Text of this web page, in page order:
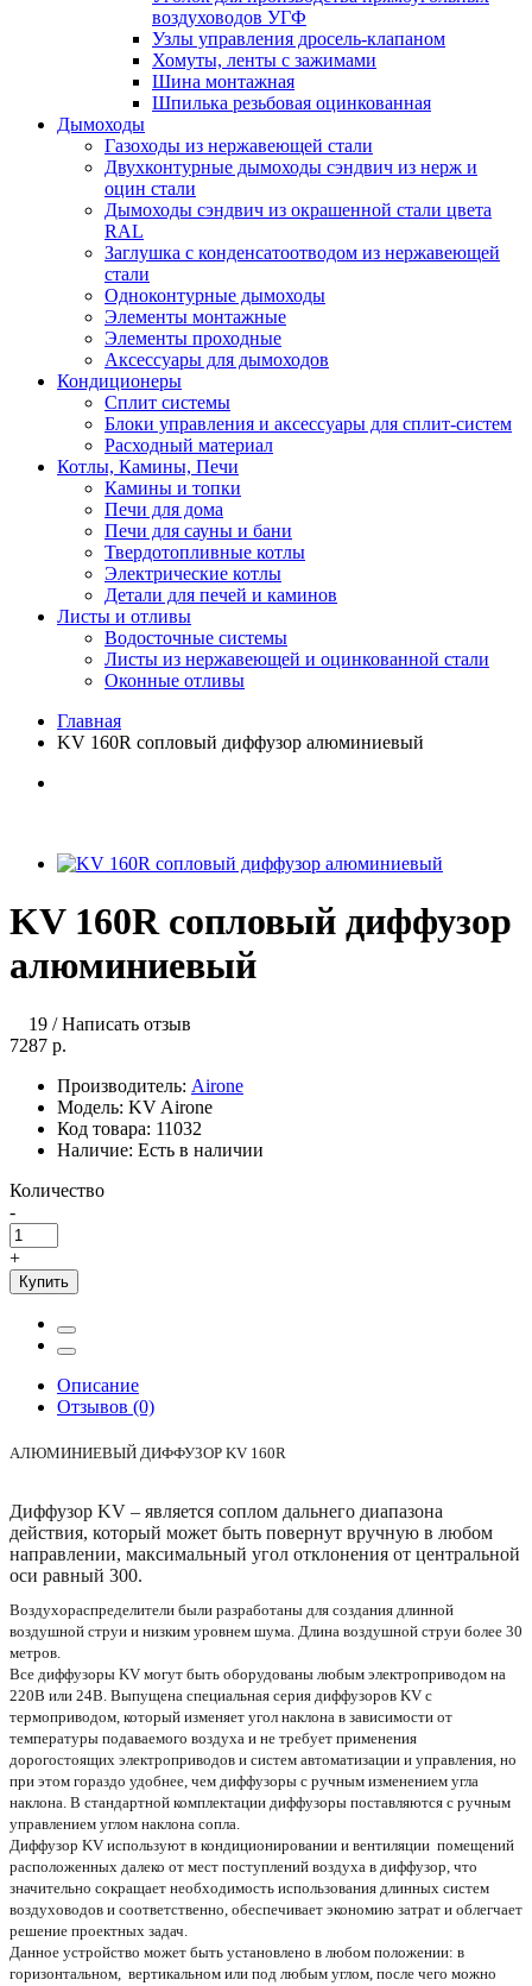
воздуховодов УГФ
Узлы управления дросель-клапаном
Хомуты, ленты с зажимами
Шина монтажная
Шпилька резьбовая оцинкованная
Дымоходы
Газоходы из нержавеющей стали
Двухконтурные дымоходы сэндвич из нерж и
оцин стали
Дымоходы сэндвич из окрашенной стали цвета
RAL
Заглушка с конденсатоотводом из нержавеющей
стали
Одноконтурные дымоходы
Элементы монтажные
Элементы проходные
Аксессуары для дымоходов
Кондиционеры
Сплит системы
Блоки управления и аксессуары для сплит-систем
Расходный материал
Котлы, Камины, Печи
Камины и топки
Печи для дома
Печи для сауны и бани
Твердотопливные котлы
Электрические котлы
Детали для печей и каминов
Листы и отливы
Водосточные системы
Листы из нержавеющей и оцинкованной стали
Оконные отливы
Главная
KV 160R сопловый диффузор алюминиевый
KV 160R сопловый диффузор
алюминиевый
19 /Написать отзыв
7287 р.
Производитель: Airone
Модель: KV Airone
Код товара: 11032
Наличие: Есть в наличии
Количество
-
+
Купить
Описание
Отзывов (0)
АЛЮМИНИЕВЫЙ ДИФФУЗОР KV 160R
Диффузор KV – является соплом дальнего диапазона
действия, который может быть повернут вручную в любом
направлении, максимальный угол отклонения от центральной
оси равный 300.
Воздухораспределители были разработаны для создания длинной
воздушной струи и низким уровнем шума. Длина воздушной струи более 30
метров.
Все диффузоры KV могут быть оборудованы любым электроприводом на
220В или 24В. Выпущена специальная серия диффузоров KV с
термоприводом, который изменяет угол наклона в зависимости от
температуры подаваемого воздуха и не требует применения
дорогостоящих электроприводов и систем автоматизации и управления, но
при этом гораздо удобнее, чем диффузоры с ручным изменением угла
наклона. В стандартной комплектации диффузоры поставляются с ручным
управлением углом наклона сопла.
Диффузор KV используют в кондиционировании и вентиляции помещений
расположенных далеко от мест поступлений воздуха в диффузор, что
значительно сокращает необходимость использования длинных систем
воздуховодов и соответственно, обеспечивает экономию затрат и облегчает
решение проектных задач.
Данное устройство может быть установлено в любом положении: в
горизонтальном, вертикальном или под любым углом, после чего можно